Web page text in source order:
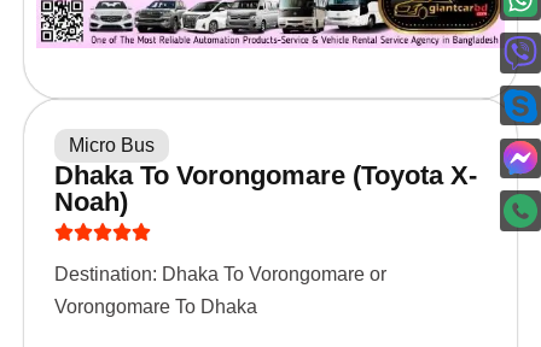
Micro Bus
Dhaka To Vorongomare (Toyota X-
Noah)
Destination: Dhaka To Vorongomare or
Vorongomare To Dhaka